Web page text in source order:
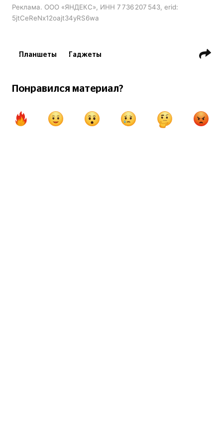
Реклама. ООО «ЯНДЕКС», ИНН 7 736 207 543, erid:
5jtCeReNx12oajt34yRS6wa
Планшеты Гаджеты
Понравился материал?